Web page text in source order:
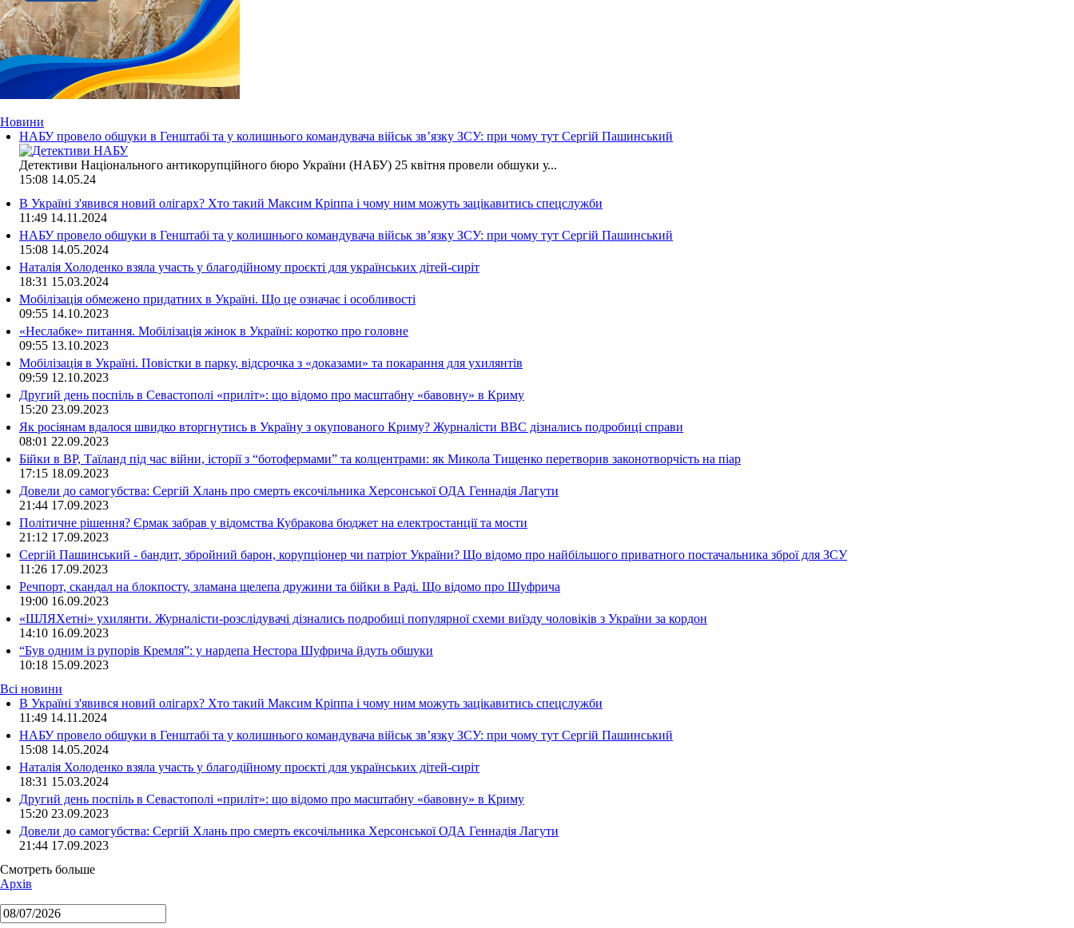
Новини
НАБУ провело обшуки в Генштабі та у колишнього командувача військ зв’язку ЗСУ: при чому тут Сергій Пашинський
Детективи Національного антикорупційного бюро України (НАБУ) 25 квітня провели обшуки у...
15:08 14.05.24
В Україні з'явився новий олігарх? Хто такий Максим Кріппа і чому ним можуть зацікавитись спецслужби
11:49 14.11.2024
НАБУ провело обшуки в Генштабі та у колишнього командувача військ зв’язку ЗСУ: при чому тут Сергій Пашинський
15:08 14.05.2024
Наталія Холоденко взяла участь у благодійному проєкті для українських дітей-сиріт
18:31 15.03.2024
Мобілізація обмежено придатних в Україні. Що це означає і особливості
09:55 14.10.2023
«Неслабке» питання. Мобілізація жінок в Україні: коротко про головне
09:55 13.10.2023
Мобілізація в Україні. Повістки в парку, відсрочка з «доказами» та покарання для ухилянтів
09:59 12.10.2023
Другий день поспіль в Севастополі «приліт»: що відомо про масштабну «бавовну» в Криму
15:20 23.09.2023
Як росіянам вдалося швидко вторгнутись в Україну з окупованого Криму? Журналісти ВВС дізнались подробиці справи
08:01 22.09.2023
Бійки в ВР, Таїланд під час війни, історії з “ботофермами” та колцентрами: як Микола Тищенко перетворив законотворчість на піар
17:15 18.09.2023
Довели до самогубства: Сергій Хлань про смерть ексочільника Херсонської ОДА Геннадія Лагути
21:44 17.09.2023
Політичне рішення? Єрмак забрав у відомства Кубракова бюджет на електростанції та мости
21:12 17.09.2023
Сергій Пашинський - бандит, збройний барон, корупціонер чи патріот України? Що відомо про найбільшого приватного постачальника зброї для ЗСУ
11:26 17.09.2023
Речпорт, скандал на блокпосту, зламана щелепа дружини та бійки в Раді. Що відомо про Шуфрича
19:00 16.09.2023
«ШЛЯХетні» ухилянти. Журналісти-розслідувачі дізнались подробиці популярної схеми виїзду чоловіків з України за кордон
14:10 16.09.2023
“Був одним із рупорів Кремля”: у нардепа Нестора Шуфрича йдуть обшуки
10:18 15.09.2023
Всі новини
В Україні з'явився новий олігарх? Хто такий Максим Кріппа і чому ним можуть зацікавитись спецслужби
11:49 14.11.2024
НАБУ провело обшуки в Генштабі та у колишнього командувача військ зв’язку ЗСУ: при чому тут Сергій Пашинський
15:08 14.05.2024
Наталія Холоденко взяла участь у благодійному проєкті для українських дітей-сиріт
18:31 15.03.2024
Другий день поспіль в Севастополі «приліт»: що відомо про масштабну «бавовну» в Криму
15:20 23.09.2023
Довели до самогубства: Сергій Хлань про смерть ексочільника Херсонської ОДА Геннадія Лагути
21:44 17.09.2023
Смотреть больше
Архів